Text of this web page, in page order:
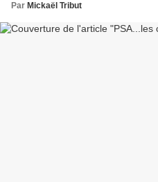
Par Mickaël Tribut